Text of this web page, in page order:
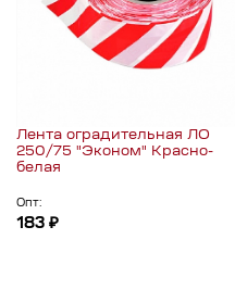
Лента оградительная ЛО
250/75 "Эконом" Красно-
белая
Опт:
183 ₽